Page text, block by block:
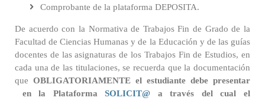
Comprobante de la plataforma DEPOSITA.
De acuerdo con la Normativa de Trabajos Fin de Grado de la
Facultad de Ciencias Humanas y de la Educación y de las guías
docentes de las asignaturas de los Trabajos Fin de Estudios, en
cada una de las titulaciones, se recuerda que la documentación
que OBLIGATORIAMENTE el estudiante debe presentar
en la PlataformaSOLICIT@ a través del cual el